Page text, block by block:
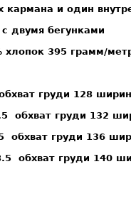
кармана и один
двумя бегунками
хлопок 395 грамм/
груди 128
обхват груди 132
обхват груди 136
обхват груди 140